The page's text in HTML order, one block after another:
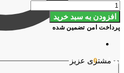
تومان۰ 0
تراکت
بستنی
عدد
افزودن به سبد خرید
پرداخت امن تضمین شده
مشتری عزیز